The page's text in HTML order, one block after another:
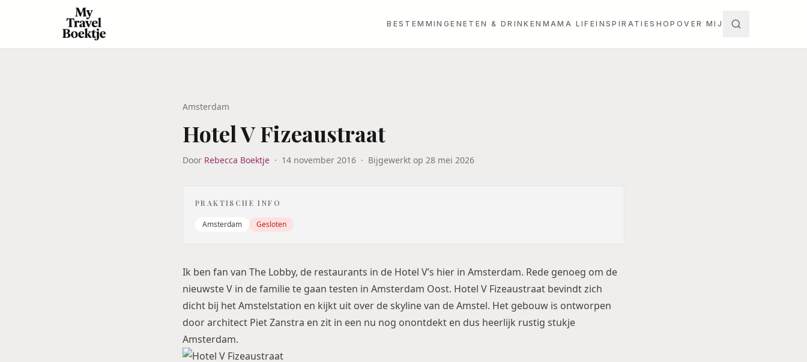
BESTEMMINGEN ETEN & DRINKEN MAMA LIFEINSPIRATIESHOP OVER MIJ
Amsterdam
Hotel V Fizeaustraat
Door Rebecca Boektje · 14 november 2016 · Bijgewerkt op 28 mei 2026
PRAKTISCHE INFO
Amsterdam Gesloten
Ik ben fan van The Lobby, de restaurants in de Hotel V’s hier in Amsterdam. Rede genoeg om de
nieuwste V in de familie te gaan testen in Amsterdam Oost. Hotel V Fizeaustraat bevindt zich
dicht bij het Amstelstation en kijkt uit over de skyline van de Amstel. Het gebouw is ontworpen
door architect Piet Zanstra en zit in een nu nog onontdekt en dus heerlijk rustig stukje
Amsterdam.